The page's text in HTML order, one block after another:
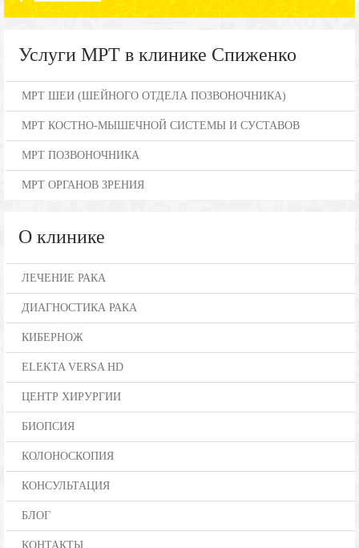
Услуги МРТ в клинике Спиженко
МРТ ШЕИ (ШЕЙНОГО ОТДЕЛА ПОЗВОНОЧНИКА)
МРТ КОСТНО-МЫШЕЧНОЙ СИСТЕМЫ И СУСТАВОВ
МРТ ПОЗВОНОЧНИКА
МРТ ОРГАНОВ ЗРЕНИЯ
О клинике
ЛЕЧЕНИЕ РАКА
ДИАГНОСТИКА РАКА
КИБЕРНОЖ
ELEKTA VERSA HD
ЦЕНТР ХИРУРГИИ
БИОПСИЯ
КОЛОНОСКОПИЯ
КОНСУЛЬТАЦИЯ
БЛОГ
КОНТАКТЫ